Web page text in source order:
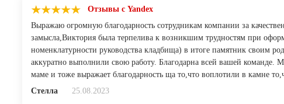
Отзывы с Yandex
Выражаю огромную благодарность сотрудникам компании за
замысла,Виктория была терпелива к возникшим трудностям при
номенклатурности руководства кладбища) в итоге памятник своим
аккуратно выполнили свою работу. Благодарна всей вашей команде.
маме и тоже выражает благодарность ща то,что воплотили в камне
Стелла
25.08.2023